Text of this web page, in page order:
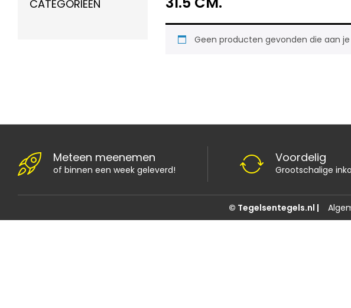
Geen producten gevonden die aan
CATEGORIEËN
Meteen meenemen
of binnen een week geleverd!
Voordelig
Grootschalige
© Tegelsentegels.nl |